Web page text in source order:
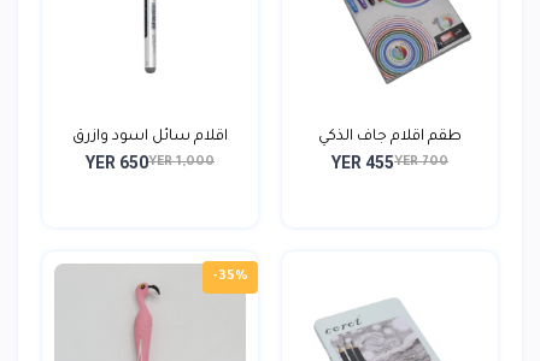
طقم اقلام جاف الذكي
YER 700
YER 455
اقلام سائل اسود وازرق
YER 1,000
YER 650
-35%